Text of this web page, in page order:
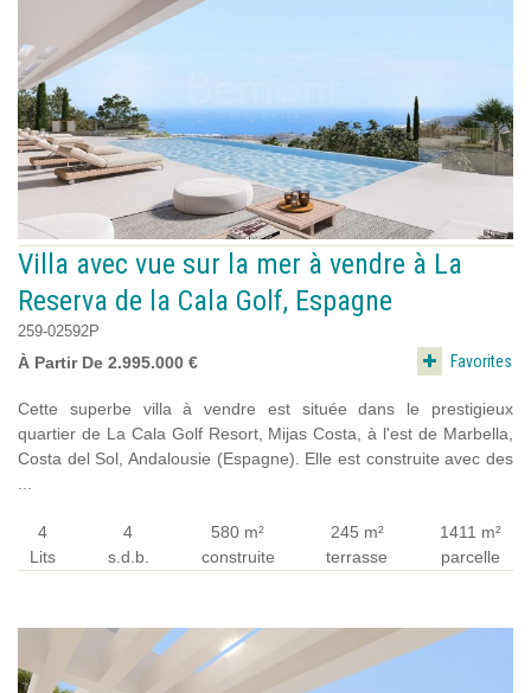
Villa avec vue sur la mer à vendre à La
Reserva de la Cala Golf, Espagne
259-02592P
À Partir De 2.995.000 € Favorites
Cette superbe villa à vendre est située dans le prestigieux
quartier de La Cala Golf Resort, Mijas Costa, à l'est de Marbella,
Costa del Sol, Andalousie (Espagne). Elle est construite avec des
...
4
Lits
4
s.d.b.
580 m²
construite
245 m²
terrasse
1411 m²
parcelle